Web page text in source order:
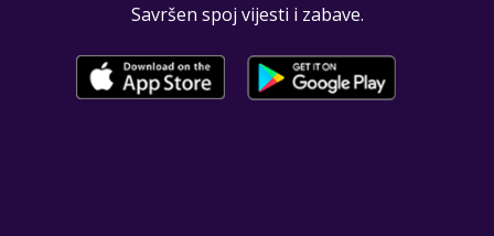
Savršen spoj vijesti i zabave.